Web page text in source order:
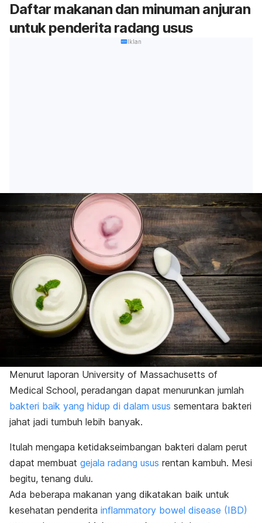
Daftar makanan dan minuman anjuran
untuk penderita radang usus
Iklan
Menurut laporan University of Massachusetts of
Medical School, peradangan dapat menurunkan jumlah
bakteri baik yang hidup di dalam usus sementara bakteri
jahat jadi tumbuh lebih banyak.
Itulah mengapa ketidakseimbangan bakteri dalam perut
dapat membuat gejala radang usus rentan kambuh. Mesi
begitu, tenang dulu.
Ada beberapa makanan yang dikatakan baik untuk
kesehatan penderita inflammatory bowel disease (IBD)